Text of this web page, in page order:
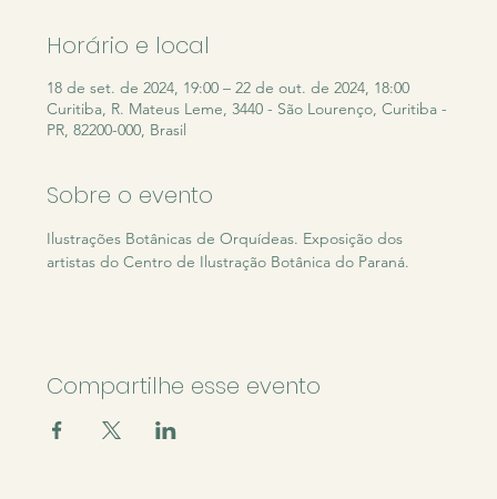
Horário e local
18 de set. de 2024, 19:00 – 22 de out. de 2024, 18:00
Curitiba, R. Mateus Leme, 3440 - São Lourenço, Curitiba -
PR, 82200-000, Brasil
Sobre o evento
Ilustrações Botânicas de Orquídeas. Exposição dos
artistas do Centro de Ilustração Botânica do Paraná.
Compartilhe esse evento